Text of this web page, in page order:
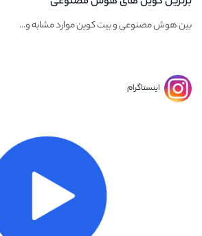
بین هوش مصنوعی و بیت کوین موارد مشابه و...
اینستاگرام